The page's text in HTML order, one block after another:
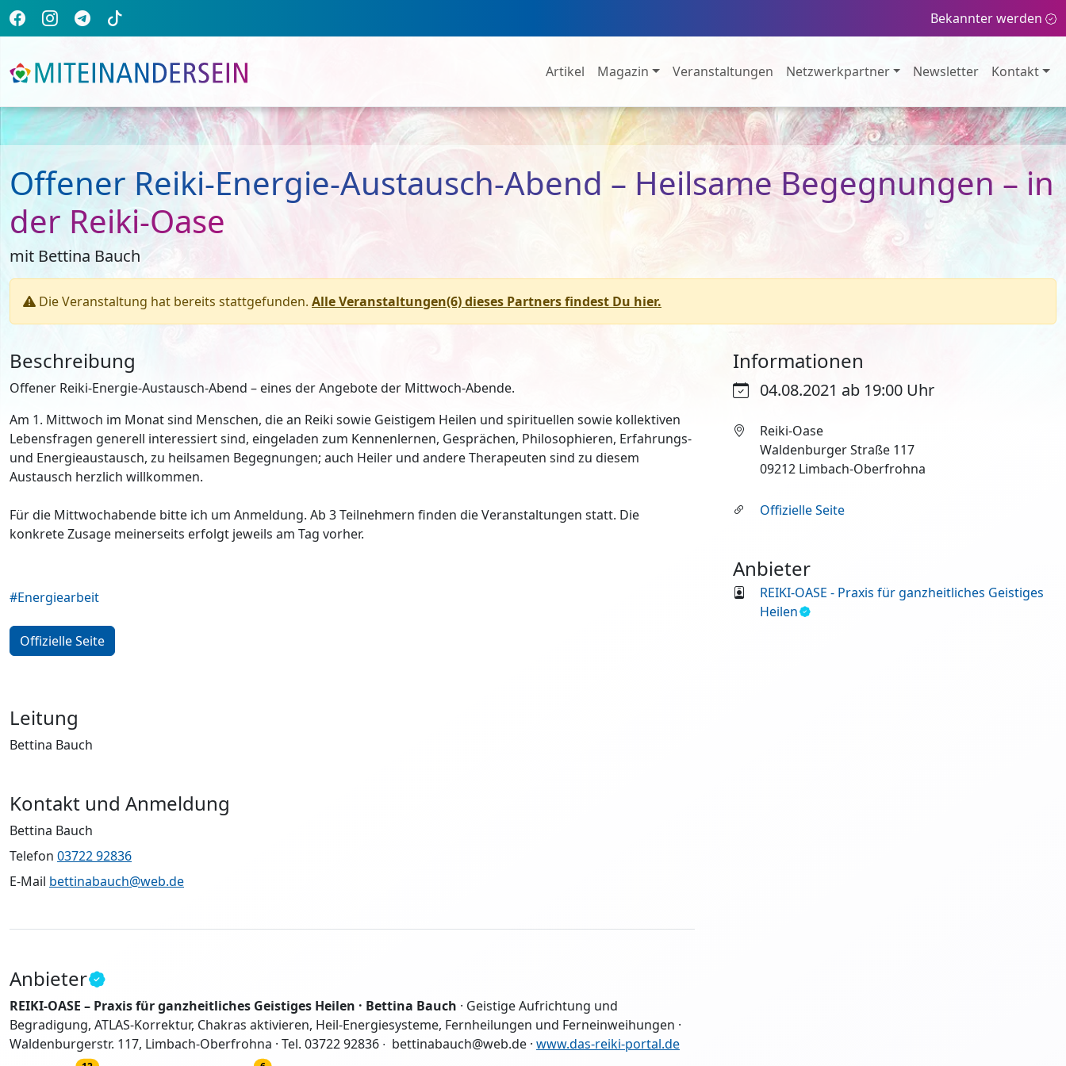
Bekannter werden
Artikel Magazin Veranstaltungen Netzwerkpartner Newsletter Kontakt
Offener Reiki-Energie-Austausch-Abend – Heilsame Begegnungen – in
der Reiki-Oase
mit Bettina Bauch
Die Veranstaltung hat bereits stattgefunden. Alle Veranstaltungen(6) dieses Partners findest Du hier.
Informationen
04.08.2021 ab 19:00 Uhr
Reiki-Oase
Waldenburger Straße 117
09212 Limbach-Oberfrohna
Offizielle Seite
Anbieter
REIKI-OASE - Praxis für ganzheitliches Geistiges
Heilen
Beschreibung
Offener Reiki-Energie-Austausch-Abend – eines der Angebote der Mittwoch-Abende.
Am 1. Mittwoch im Monat sind Menschen, die an Reiki sowie Geistigem Heilen und spirituellen sowie kollektiven
Lebensfragen generell interessiert sind, eingeladen zum Kennenlernen, Gesprächen, Philosophieren, Erfahrungs-
und Energieaustausch, zu heilsamen Begegnungen; auch Heiler und andere Therapeuten sind zu diesem
Austausch herzlich willkommen.
Für die Mittwochabende bitte ich um Anmeldung. Ab 3 Teilnehmern finden die Veranstaltungen statt. Die
konkrete Zusage meinerseits erfolgt jeweils am Tag vorher.
#Energiearbeit
Offizielle Seite
Leitung
Bettina Bauch
Kontakt und Anmeldung
Bettina Bauch
Telefon 03722 92836
E-Mail bettinabauch@web.de
Anbieter
REIKI-OASE – Praxis für ganzheitliches Geistiges Heilen · Bettina Bauch · Geistige Aufrichtung und
Begradigung, ATLAS-Korrektur, Chakras aktivieren, Heil-Energiesysteme, Fernheilungen und Ferneinweihungen ·
Waldenburgerstr. 117, Limbach-Oberfrohna · Tel. 03722 92836 ∙ bettinabauch@web.de · www.das-reiki-portal.de